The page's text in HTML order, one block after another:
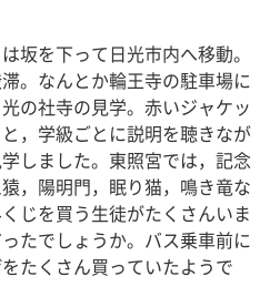
坂を下って日光市内へ移動。
。なんとか輪王寺の駐車場に
の社寺の見学。赤いジャケッ
，学級ごとに説明を聴きなが
しました。東照宮では，記念
，陽明門，眠り猫，鳴き竜な
じを買う生徒がたくさんいま
たでしょうか。バス乗車前に
たくさん買っていたようで